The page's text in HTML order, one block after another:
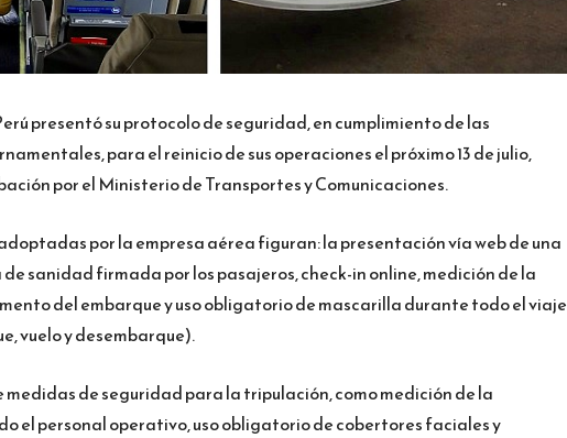
presentó su protocolo de seguridad, en cumplimiento de las
para el reinicio de sus operaciones el próximo 13 de julio,
por el Ministerio de Transportes y Comunicaciones.
por la empresa aérea figuran: la presentación vía web de una
sanidad firmada por los pasajeros, check-in online, medición de la
del embarque y uso obligatorio de mascarilla durante todo el viaje
vuelo y desembarque).
medidas de seguridad para la tripulación, como medición de la
el personal operativo, uso obligatorio de cobertores faciales y